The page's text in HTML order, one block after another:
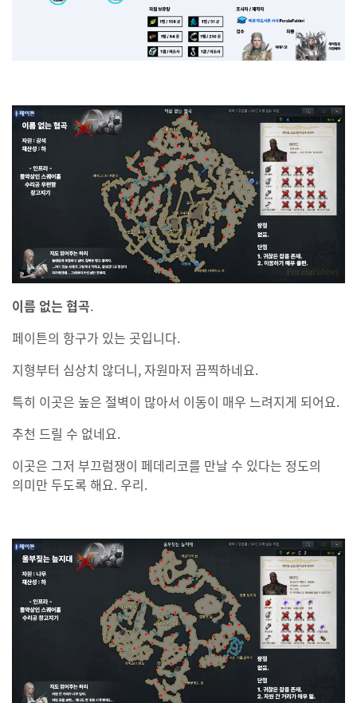
이름 없는 협곡.
페이튼의 항구가 있는 곳입니다.
지형부터 심상치 않더니, 자원마저 끔찍하네요.
특히 이곳은 높은 절벽이 많아서 이동이 매우 느려지게 되어요.
추천 드릴 수 없네요.
이곳은 그저 부끄럼쟁이 페데리코를 만날 수 있다는 정도의
의미만 두도록 해요. 우리.